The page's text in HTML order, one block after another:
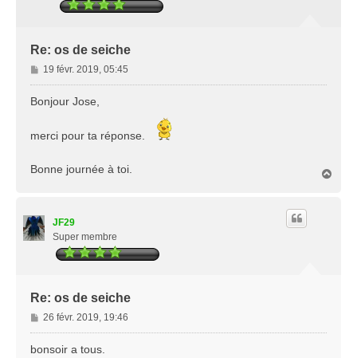
Re: os de seiche
M
e
s
g
19 févr. 2019, 05:45
Bonjour Jose,
merci pour ta réponse.
Bonne journée à toi.
JF29
Super membre
Re: os de seiche
M
e
26 févr. 2019, 19:46
bonsoir a tous.